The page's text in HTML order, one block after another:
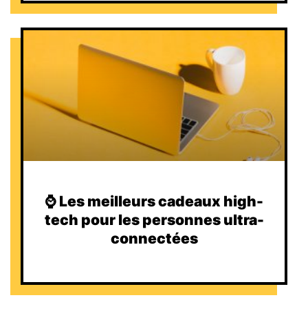
⌚️ Les meilleurs cadeaux high-
tech pour les personnes ultra-
connectées